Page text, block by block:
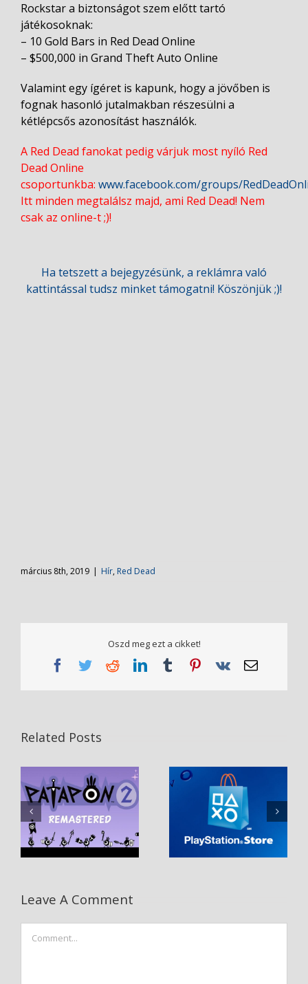
Rockstar a biztonságot szem előtt tartó
játékosoknak:
– 10 Gold Bars in Red Dead Online
– $500,000 in Grand Theft Auto Online
Valamint egy ígéret is kapunk, hogy a jövőben is
fognak hasonló jutalmakban részesülni a
kétlépcsős azonosítást használók.
A Red Dead fanokat pedig várjuk most nyíló Red
Dead Online
csoportunkba: www.facebook.com/groups/
Itt minden megtalálsz majd, ami Red Dead! Nem
csak az online-t ;)!
Ha tetszett a bejegyzésünk, a reklámra való
kattintással tudsz minket támogatni! Köszönjük ;)!
március 8th, 2019 | Hír, Red Dead
Oszd meg ezt a cikket!
Facebook
TwitterRedditLinkedIn
TumblrPinterest
Vk Email
Related Posts
Leave A Comment